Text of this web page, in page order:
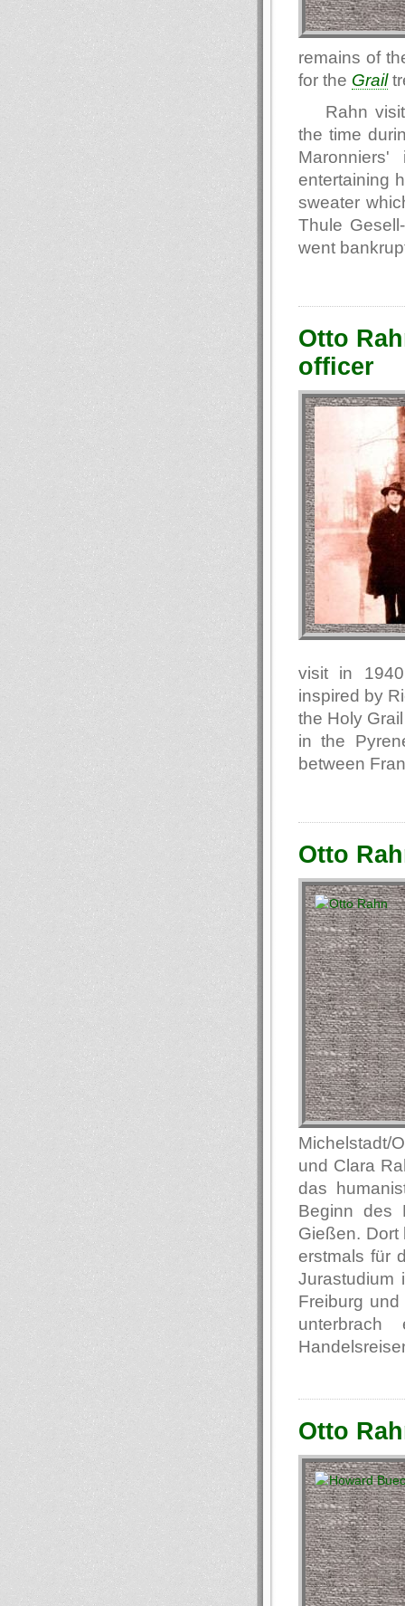
remains of
for the Grail
Rahn
the time
entertaining
sweater
Thule
went
Otto
officer
visit in
inspired by
the Holy
in the
between
Otto
Michelstadt/
und Clara
das
Beginn des
Gießen. Dort
erstmals für
Jurastudium
Freiburg
Otto